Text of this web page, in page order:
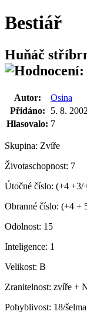
Bestiář
Huňáč
Autor:
Osina
Přidáno:
5. 8.
Hlasovalo: 7
Skupina: Zvíře
Životaschopnost: 7
Útočné číslo: (+4 +3/
Obranné číslo: (+4 +
Odolnost: 15
Inteligence: 1
Velikost: B
Zranitelnost: zvíře +
Pohyblivost: 18/šelma